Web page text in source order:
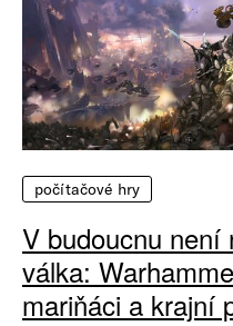
počítačové hry
V budoucnu není
válka:
mariňáci a krajní